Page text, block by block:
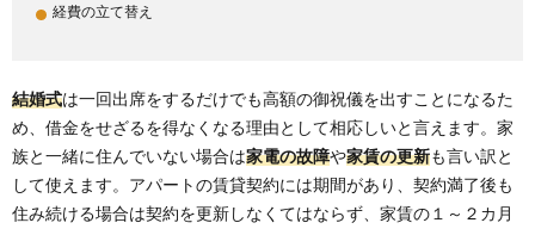
経費の立て替え
結婚式は一回出席をするだけでも高額の御祝儀を出すことになるた
め、借金をせざるを得なくなる理由として相応しいと言えます。家
族と一緒に住んでいない場合は家電の故障や家賃の更新も言い訳と
して使えます。アパートの賃貸契約には期間があり、契約満了後も
住み続ける場合は契約を更新しなくてはならず、家賃の１～２カ月